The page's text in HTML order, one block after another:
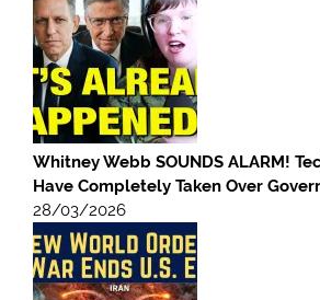
Whitney Webb SOUNDS ALARM!
Have Completely Taken Over
28/03/2026